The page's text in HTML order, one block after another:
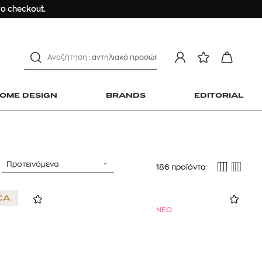
checkout.
DESIGN BRANDS EDITORIAL
αντηλιακό προσώπου
ανδρικο t-shirt
Προτεινόμενα 186 προϊόντα
NEO